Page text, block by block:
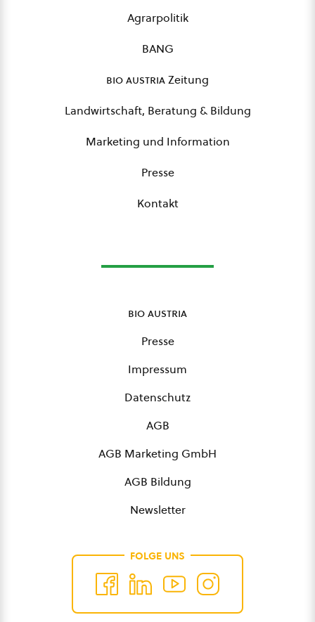
Agrarpolitik
BANG
bio austriaZeitung
Landwirtschaft, Beratung & Bildung
Marketing und Information
Presse
Kontakt
bio austria
Presse
Impressum
Datenschutz
AGB
AGB Marketing GmbH
AGB Bildung
Newsletter
FOLGE UNS